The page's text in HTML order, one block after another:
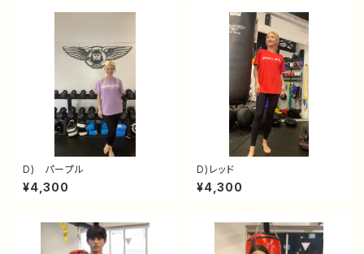
D) パープル
¥4,300
D)レッド
¥4,300